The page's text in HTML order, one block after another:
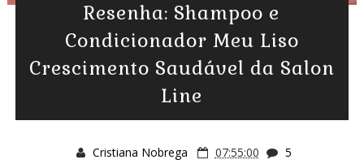
Resenha: Shampoo e
Condicionador Meu Liso
Crescimento Saudável da Salon
Line
Cristiana Nobrega 07:55:00 5